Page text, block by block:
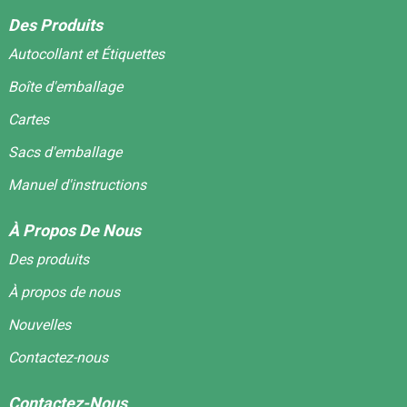
Des Produits
Autocollant et Étiquettes
Boîte d'emballage
Cartes
Sacs d'emballage
Manuel d'instructions
À Propos De Nous
Des produits
À propos de nous
Nouvelles
Contactez-nous
Contactez-Nous